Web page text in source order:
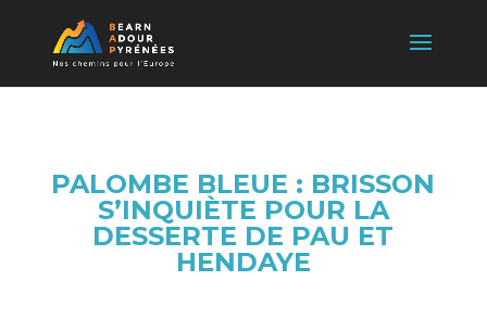
PALOMBE BLEUE : BRISSON
S’INQUIÈTE POUR LA
DESSERTE DE PAU ET
HENDAYE